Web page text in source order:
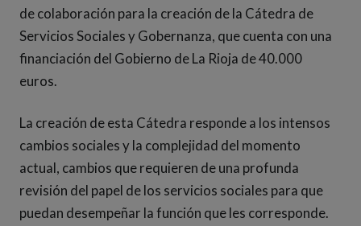
de colaboración para la creación de la Cátedra de
Servicios Sociales y Gobernanza, que cuenta con una
financiación del Gobierno de La Rioja de 40.000
euros.
La creación de esta Cátedra responde a los intensos
cambios sociales y la complejidad del momento
actual, cambios que requieren de una profunda
revisión del papel de los servicios sociales para que
puedan desempeñar la función que les corresponde.